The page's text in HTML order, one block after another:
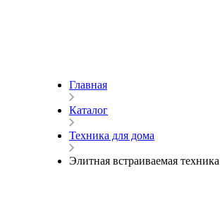
Главная
Каталог
Техника для дома
Элитная встраиваемая техника